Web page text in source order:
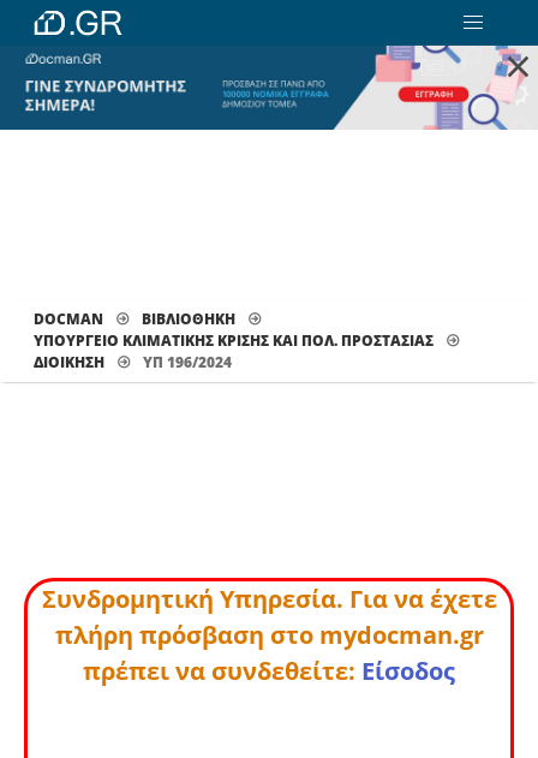
×
DOCMAN
ΒΙΒΛΙΟΘΗΚΗ
ΥΠΟΥΡΓΕΙΟ ΚΛΙΜΑΤΙΚΗΣ ΚΡΙΣΗΣ ΚΑΙ ΠΟΛ. ΠΡΟΣΤΑΣΙΑΣ
ΔΙΟΊΚΗΣΗ
ΥΠ 196/2024
Συνδρομητική Υπηρεσία. Για να έχετε
πλήρη πρόσβαση στο mydocman.gr
πρέπει να συνδεθείτε: Είσοδος